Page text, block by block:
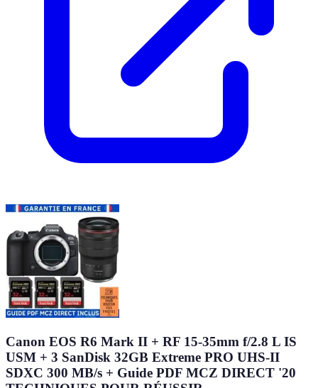
Canon EOS R6 Mark II + RF 15-35mm f/2.8 L IS
USM + 3 SanDisk 32GB Extreme PRO UHS-II
SDXC 300 MB/s + Guide PDF MCZ DIRECT '20